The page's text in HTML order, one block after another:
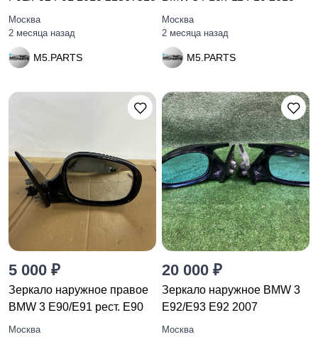
Москва
2 месяца назад
M5.PARTS
Москва
2 месяца назад
M5.PARTS
5 000 ₽
Зеркало наружное правое
BMW 3 E90/E91 рест. E90
Москва
20 000 ₽
Зеркало наружное BMW 3
E92/E93 E92 2007
Москва